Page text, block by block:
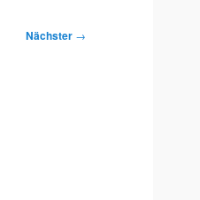
Nächster →